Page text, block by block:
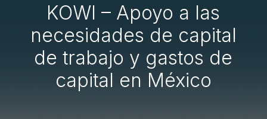
KOWI – Apoyo a las
necesidades de capital
de trabajo y gastos de
capital en México